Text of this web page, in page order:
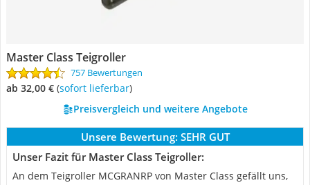
Master Class Teigroller
757 Bewertungen
ab 32,00 € ( Sofort lieferbar)
Preisvergleich und weitere Angebote
Unsere Bewertung: SEHR GUT
Unser Fazit für Master Class Teigroller:
An dem Teigroller MCGRANRP von Master Class gefällt uns,